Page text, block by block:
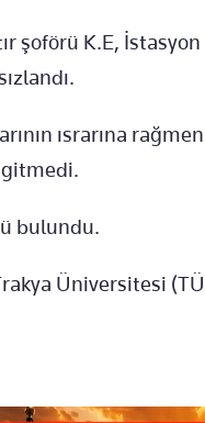
şoförü K.E,
ısrarına
bulundu.
Üniversitesi